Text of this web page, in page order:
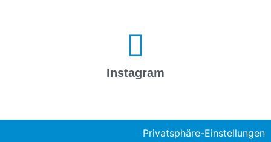
Instagram
Privatsphäre-Einstellungen